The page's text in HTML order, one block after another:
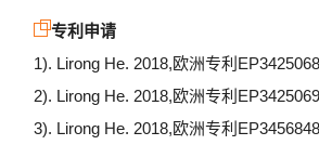
专利申请
1). Lirong He. 2018,欧洲专利
2). Lirong He. 2018,欧洲专利
3). Lirong He. 2018,欧洲专利